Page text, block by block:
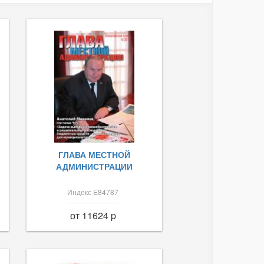
ГЛАВА МЕСТНОЙ
АДМИНИСТРАЦИИ
Индекс Е84787
от 11624 p